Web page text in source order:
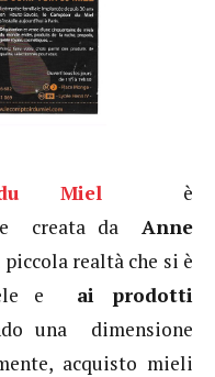
Miel è
creata da Anne
piccola realtà che si è
e ai prodotti
una dimensione
acquisto mieli